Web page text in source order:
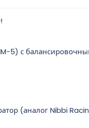
5) с
(аналог Nibbi